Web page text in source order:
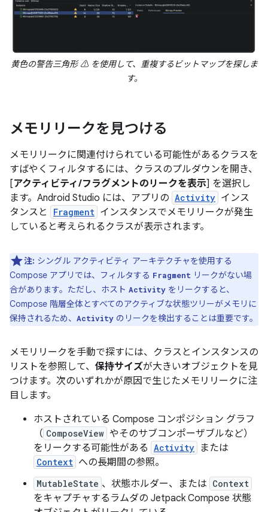
黄色の警告三角形 ⚠️ を使用して、重複するビットマップを探しま
す。
メモリリークを見つける
メモリリークに関連付けられている可能性があるクラスを
すばやくフィルタするには、クラスのプルダウンを開き、
[アクティビティ/フラグメントのリークを表示] を選択し
ます。Android Studio には、アプリの Activity インス
タンスと
Fragment インスタンスでメモリリークが発生
していると考えられるクラスが表示されます。
注: シングル アクティビティ アーキテクチャを使用する
Compose アプリでは、フィルタする Fragment リークがない場
合があります。ただし、ホスト Activity をリークすると、
Compose 階層全体とすべてのアクティブな状態ツリーがメモリに
保持されるため、 Activity のリークを検出することは重要です。
メモリリークを手動で探すには、クラスとインスタンスの
リストを参照して、 保持サイズが大きいオブジェクトを見
つけます。次のいずれかが原因で生じたメモリリークに注
目します。
ホストされている Compose コンポジション グラフ
（ ComposeView やそのサブコンポーザブルなど）
をリークする可能性がある Activity または
Context への長期間の参照。
MutableState 、状態ホルダー、または Context
をキャプチャするラムダの Jetpack Compose 状態